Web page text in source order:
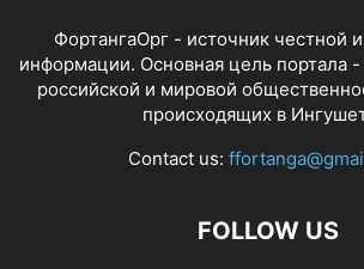
ФортангаОрг - источник честной
информации. Основная цель портала
российской и мировой
происходящих в
Contact us:
FOLLOW US